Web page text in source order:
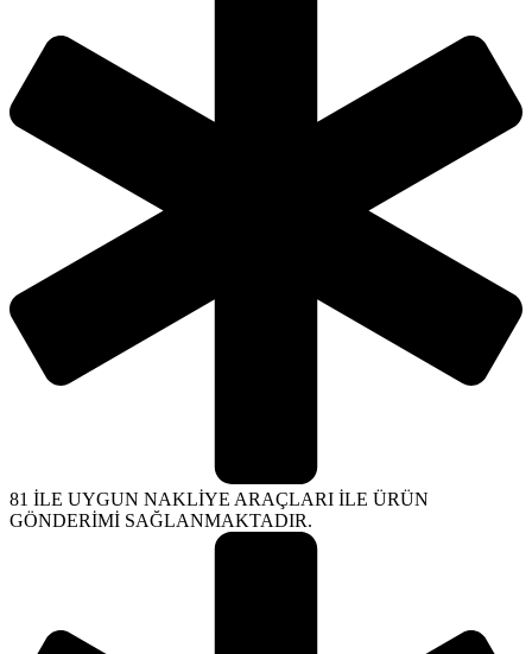
81 İLE UYGUN NAKLİYE ARAÇLARI İLE ÜRÜN
GÖNDERİMİ SAĞLANMAKTADIR.